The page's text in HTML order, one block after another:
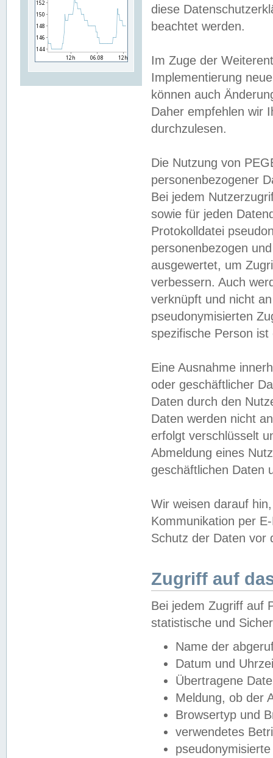
diese
beachtet werden.
Im Zuge der
Implementierung
können auch
Daher empfehlen wir
durchzulesen.
Die Nutzung von
personenbezogener
Bei jedem
sowie für jeden
Protokolldatei
personenbezogen
ausgewertet, um
verbessern. Auch
verknüpft und nicht
pseudonymisierten
spezifische Person
Eine Ausnahme
oder geschäftlicher
Daten durch den
Daten werden nicht
erfolgt verschlüsselt
Abmeldung eines
geschäftlichen Daten
Wir weisen darauf
Kommunikation per
Schutz der Daten vor
Zugriff auf
Bei jedem Zugriff auf
statistische und
Name der
Datum und
Übertragene
Meldung, ob der
Browsertyp und
verwendetes